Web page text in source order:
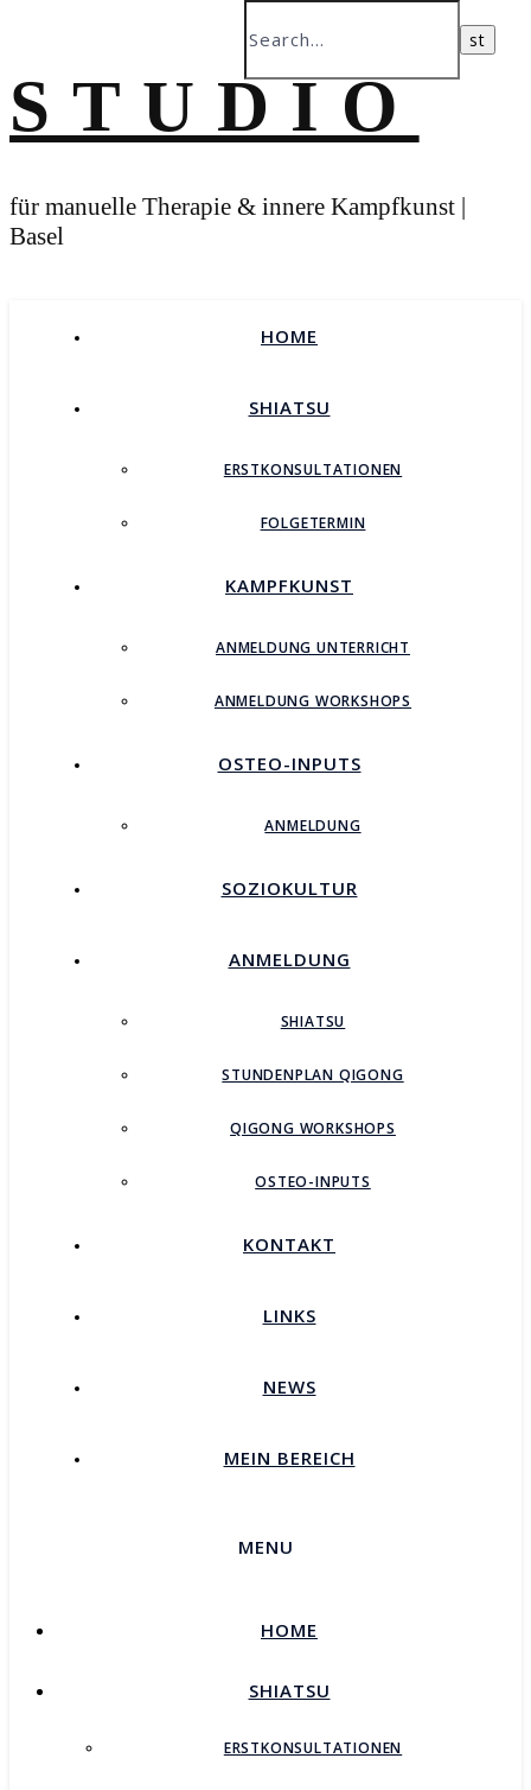
STUDIO
für manuelle Therapie & innere Kampfkunst |
Basel
HOME
SHIATSU
ERSTKONSULTATIONEN
FOLGETERMIN
KAMPFKUNST
ANMELDUNG UNTERRICHT
ANMELDUNG WORKSHOPS
OSTEO-INPUTS
ANMELDUNG
SOZIOKULTUR
ANMELDUNG
SHIATSU
STUNDENPLAN QIGONG
QIGONG WORKSHOPS
OSTEO-INPUTS
KONTAKT
LINKS
NEWS
MEIN BEREICH
MENU
HOME
SHIATSU
ERSTKONSULTATIONEN